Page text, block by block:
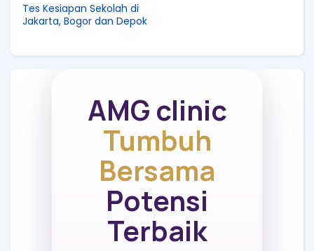
Tes Kesiapan Sekolah di
Jakarta, Bogor dan Depok
AMG clinic
Tumbuh
Bersama
Potensi
Terbaik